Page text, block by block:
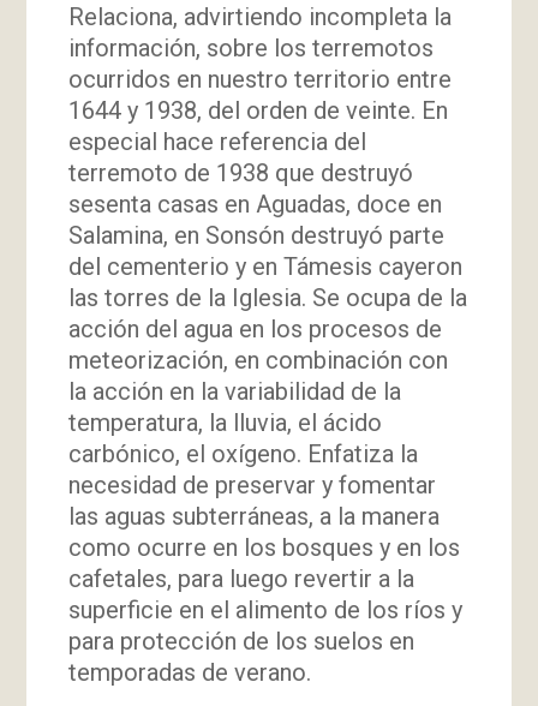
Relaciona, advirtiendo incompleta la
información, sobre los terremotos
ocurridos en nuestro territorio entre
1644 y 1938, del orden de veinte. En
especial hace referencia del
terremoto de 1938 que destruyó
sesenta casas en Aguadas, doce en
Salamina, en Sonsón destruyó parte
del cementerio y en Támesis cayeron
las torres de la Iglesia. Se ocupa de la
acción del agua en los procesos de
meteorización, en combinación con
la acción en la variabilidad de la
temperatura, la lluvia, el ácido
carbónico, el oxígeno. Enfatiza la
necesidad de preservar y fomentar
las aguas subterráneas, a la manera
como ocurre en los bosques y en los
cafetales, para luego revertir a la
superficie en el alimento de los ríos y
para protección de los suelos en
temporadas de verano.